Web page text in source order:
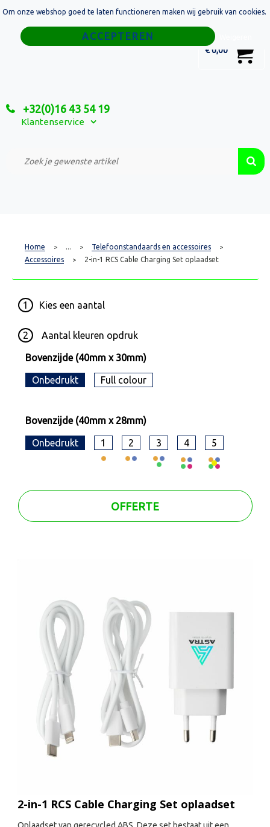
€ 0,00
+32(0)16 43 54 19
Klantenservice
Home
Relatiegeschenken
Custom Made Projecten
Home > ... > Telefoonstandaards en accessoires >
Accessoires > 2-in-1 RCS Cable Charging Set oplaadset
1 Kies een aantal
2 Aantal kleuren opdruk
Bovenzijde (40mm x 30mm)
Onbedrukt Full colour
Bovenzijde (40mm x 28mm)
Onbedrukt 1 2 3 4 5
OFFERTE
2-in-1 RCS Cable Charging Set oplaadset
Om onze webshop goed te laten functioneren maken wij gebruik van cookies.